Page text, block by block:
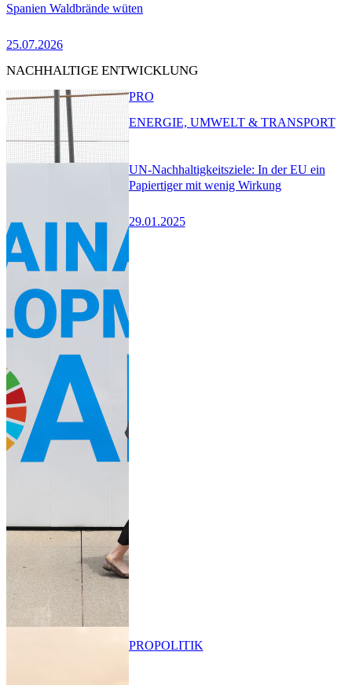
Spanien Waldbrände wüten
25.07.2026
NACHHALTIGE ENTWICKLUNG
UN-Nachhaltigkeitsziele: In der EU ein
Papiertiger mit wenig Wirkung
29.01.2025
PRO
ENERGIE, UMWELT & TRANSPORT
PROPOLITIK